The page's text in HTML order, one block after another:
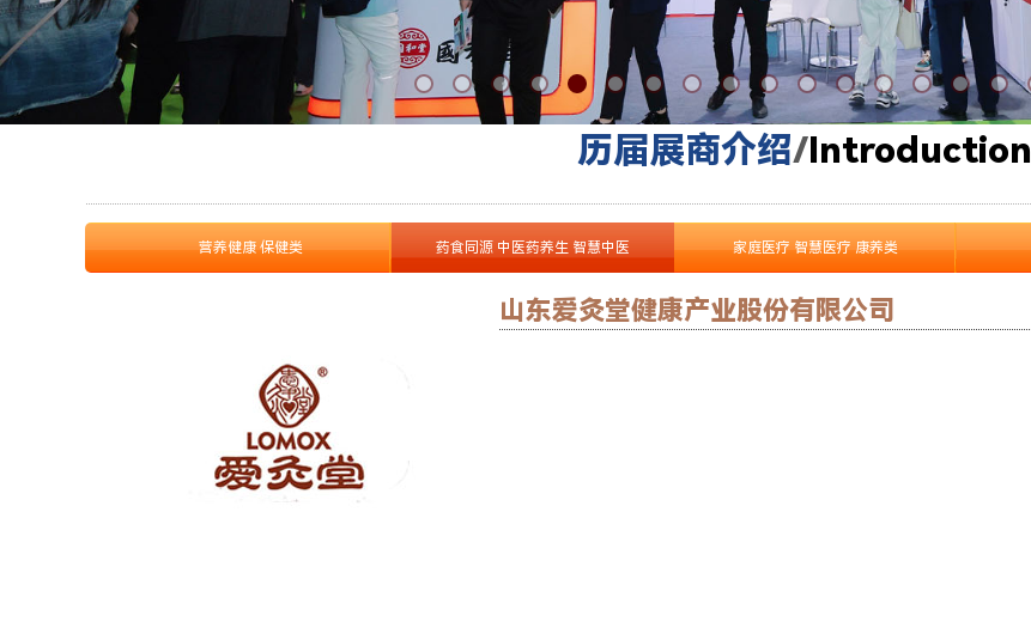
历届展商介绍/Introduction
营养健康 保健类 药食同源 中医药养生 智慧中医 家庭医疗 智慧医疗 康养类
山东爱灸堂健康产业股份有限公司